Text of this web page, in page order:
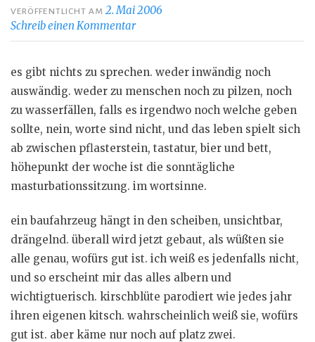
VERÖFFENTLICHT AM2. Mai 2006
Schreib einen Kommentar
es gibt nichts zu sprechen. weder inwändig noch
auswändig. weder zu menschen noch zu pilzen, noch
zu wasserfällen, falls es irgendwo noch welche geben
sollte, nein, worte sind nicht, und das leben spielt sich
ab zwischen pflasterstein, tastatur, bier und bett,
höhepunkt der woche ist die sonntägliche
masturbationssitzung. im wortsinne.
ein baufahrzeug hängt in den scheiben, unsichtbar,
drängelnd. überall wird jetzt gebaut, als wüßten sie
alle genau, wofürs gut ist. ich weiß es jedenfalls nicht,
und so erscheint mir das alles albern und
wichtigtuerisch. kirschblüte parodiert wie jedes jahr
ihren eigenen kitsch. wahrscheinlich weiß sie, wofürs
gut ist. aber käme nur noch auf platz zwei.